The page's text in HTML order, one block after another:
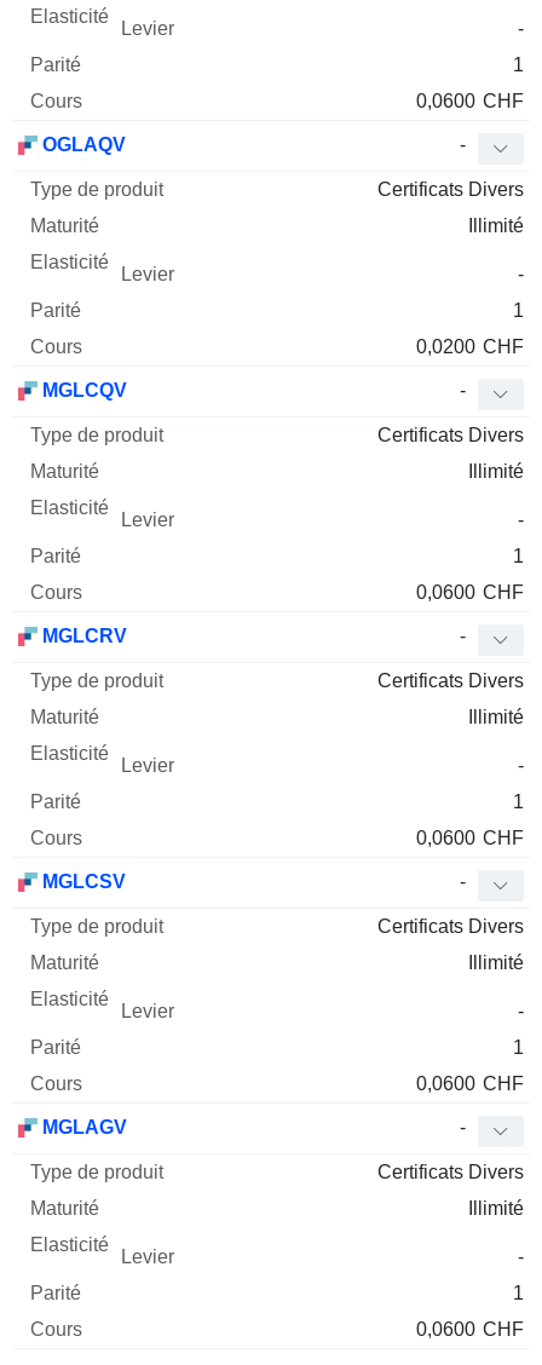
-
1
0,0600 CHF
OGLAQV -
Certificats Divers
Illimité
-
1
0,0200 CHF
MGLCQV -
Certificats Divers
Illimité
-
1
0,0600 CHF
MGLCRV -
Certificats Divers
Illimité
-
1
0,0600 CHF
MGLCSV -
Certificats Divers
Illimité
-
1
0,0600 CHF
MGLAGV -
Certificats Divers
Illimité
-
1
0,0600 CHF